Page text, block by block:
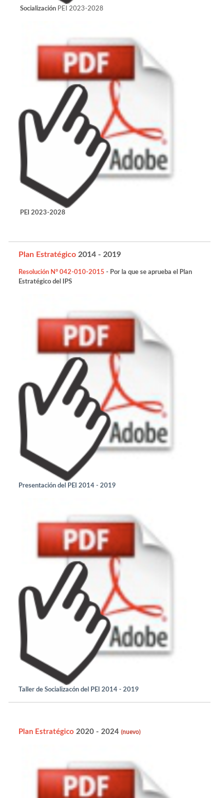
Socialización PEI 2023-2028
PEI 2023-2028
Plan Estratégico 2014 - 2019
Resolución N° 042-010-2015 - Por la que se aprueba el Plan
Estratégico del IPS
Presentación del PEI 2014 - 2019
Taller de Socializacón del PEI 2014 - 2019
Plan Estratégico 2020 - 2024 (nuevo)